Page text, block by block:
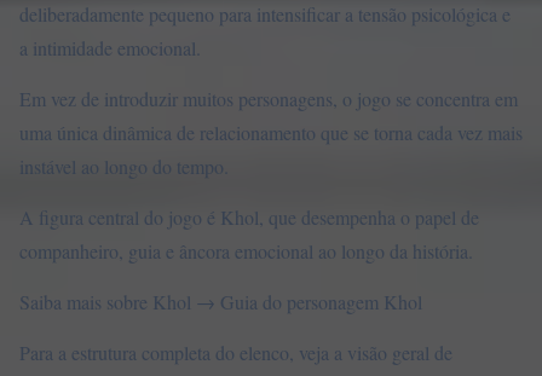
deliberadamente pequeno para intensificar a tensão psicológica e
a intimidade emocional.
Em vez de introduzir muitos personagens, o jogo se concentra em
uma única dinâmica de relacionamento que se torna cada vez mais
instável ao longo do tempo.
A figura central do jogo é Khol, que desempenha o papel de
companheiro, guia e âncora emocional ao longo da história.
Saiba mais sobre Khol → Guia do personagem Khol
Para a estrutura completa do elenco, veja a visão geral de